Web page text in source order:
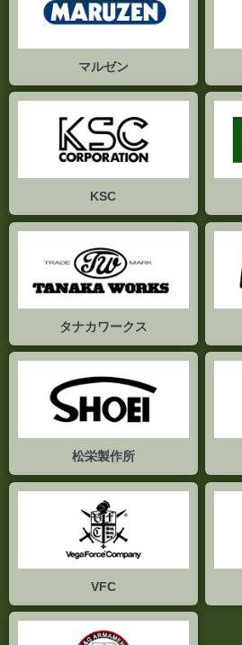
マルゼン
KSC
タナカワークス
松栄製作所
VFC